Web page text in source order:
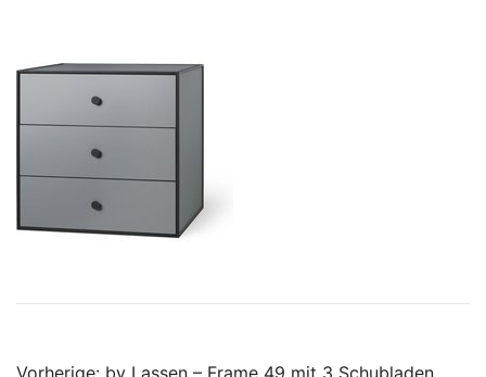
Vorherige: by Lassen – Frame 49 mit 3 Schubladen,